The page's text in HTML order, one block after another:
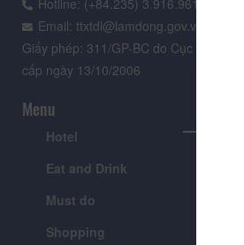
Hotline: (+84.235) 3.916.961
Email: ttxtdl@lamdong.gov.vn
Giấy phép: 311/GP-BC do Cục Báo chí
cấp ngày 13/10/2006
Menu
Hotel
Eat and Drink
Must do
Shopping